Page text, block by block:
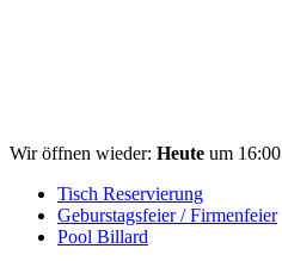
Wir öffnen wieder: Heute um 16:00
Tisch Reservierung
Geburstagsfeier / Firmenfeier
Pool Billard